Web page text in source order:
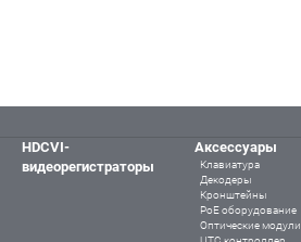
HDCVI-
видеорегистраторы
Аксессуары
Клавиатура
Декодеры
Кронштейны
PoE оборудование
Оптические модули